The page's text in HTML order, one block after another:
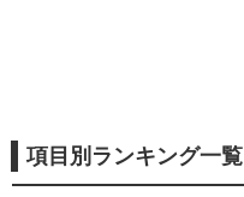
項目別ランキング一覧